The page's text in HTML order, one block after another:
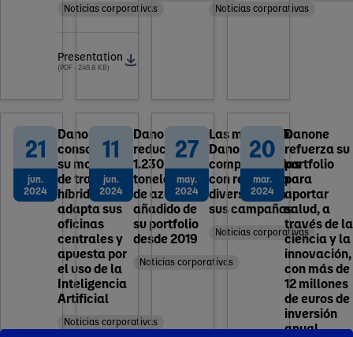
Noticias corporativas
Presentation
(PDF - 249.8 KB)
Noticias corporativas
21
jun.
2024
Danone
consolida
su modelo
de trabajo
híbrido,
adapta sus
oficinas
centrales y
apuesta por
el uso de la
Inteligencia
Artificial
Noticias corporativas
11
jun.
2024
Danone
reduce
1.230
toneladas
de azúcar
añadido de
su portfolio
desde 2019
Noticias corporativas
27
may.
2024
Las marcas de
Danone,
comprometidas
con reflejar la
diversidad en
sus campañas
Noticias corporativas
20
mar.
2024
Danone
refuerza su
portfolio
para
aportar
salud, a
través de la
ciencia y la
innovación,
con más de
12 millones
de euros de
inversión
anual